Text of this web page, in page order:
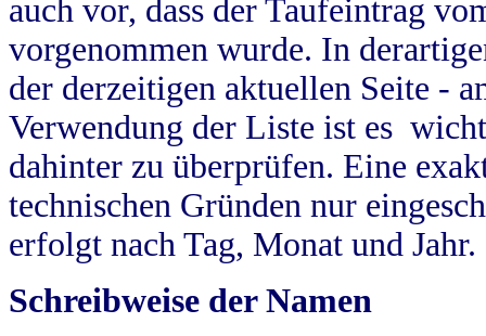
auch vor, dass der Taufeintrag
vorgenommen wurde. In
der derzeitigen aktuellen Seite -
Verwendung der Liste ist es
dahinter zu überprüfen. Eine
technischen Gründen nur
erfolgt nach Tag, Monat und Jahr.
Schreibweise der Namen